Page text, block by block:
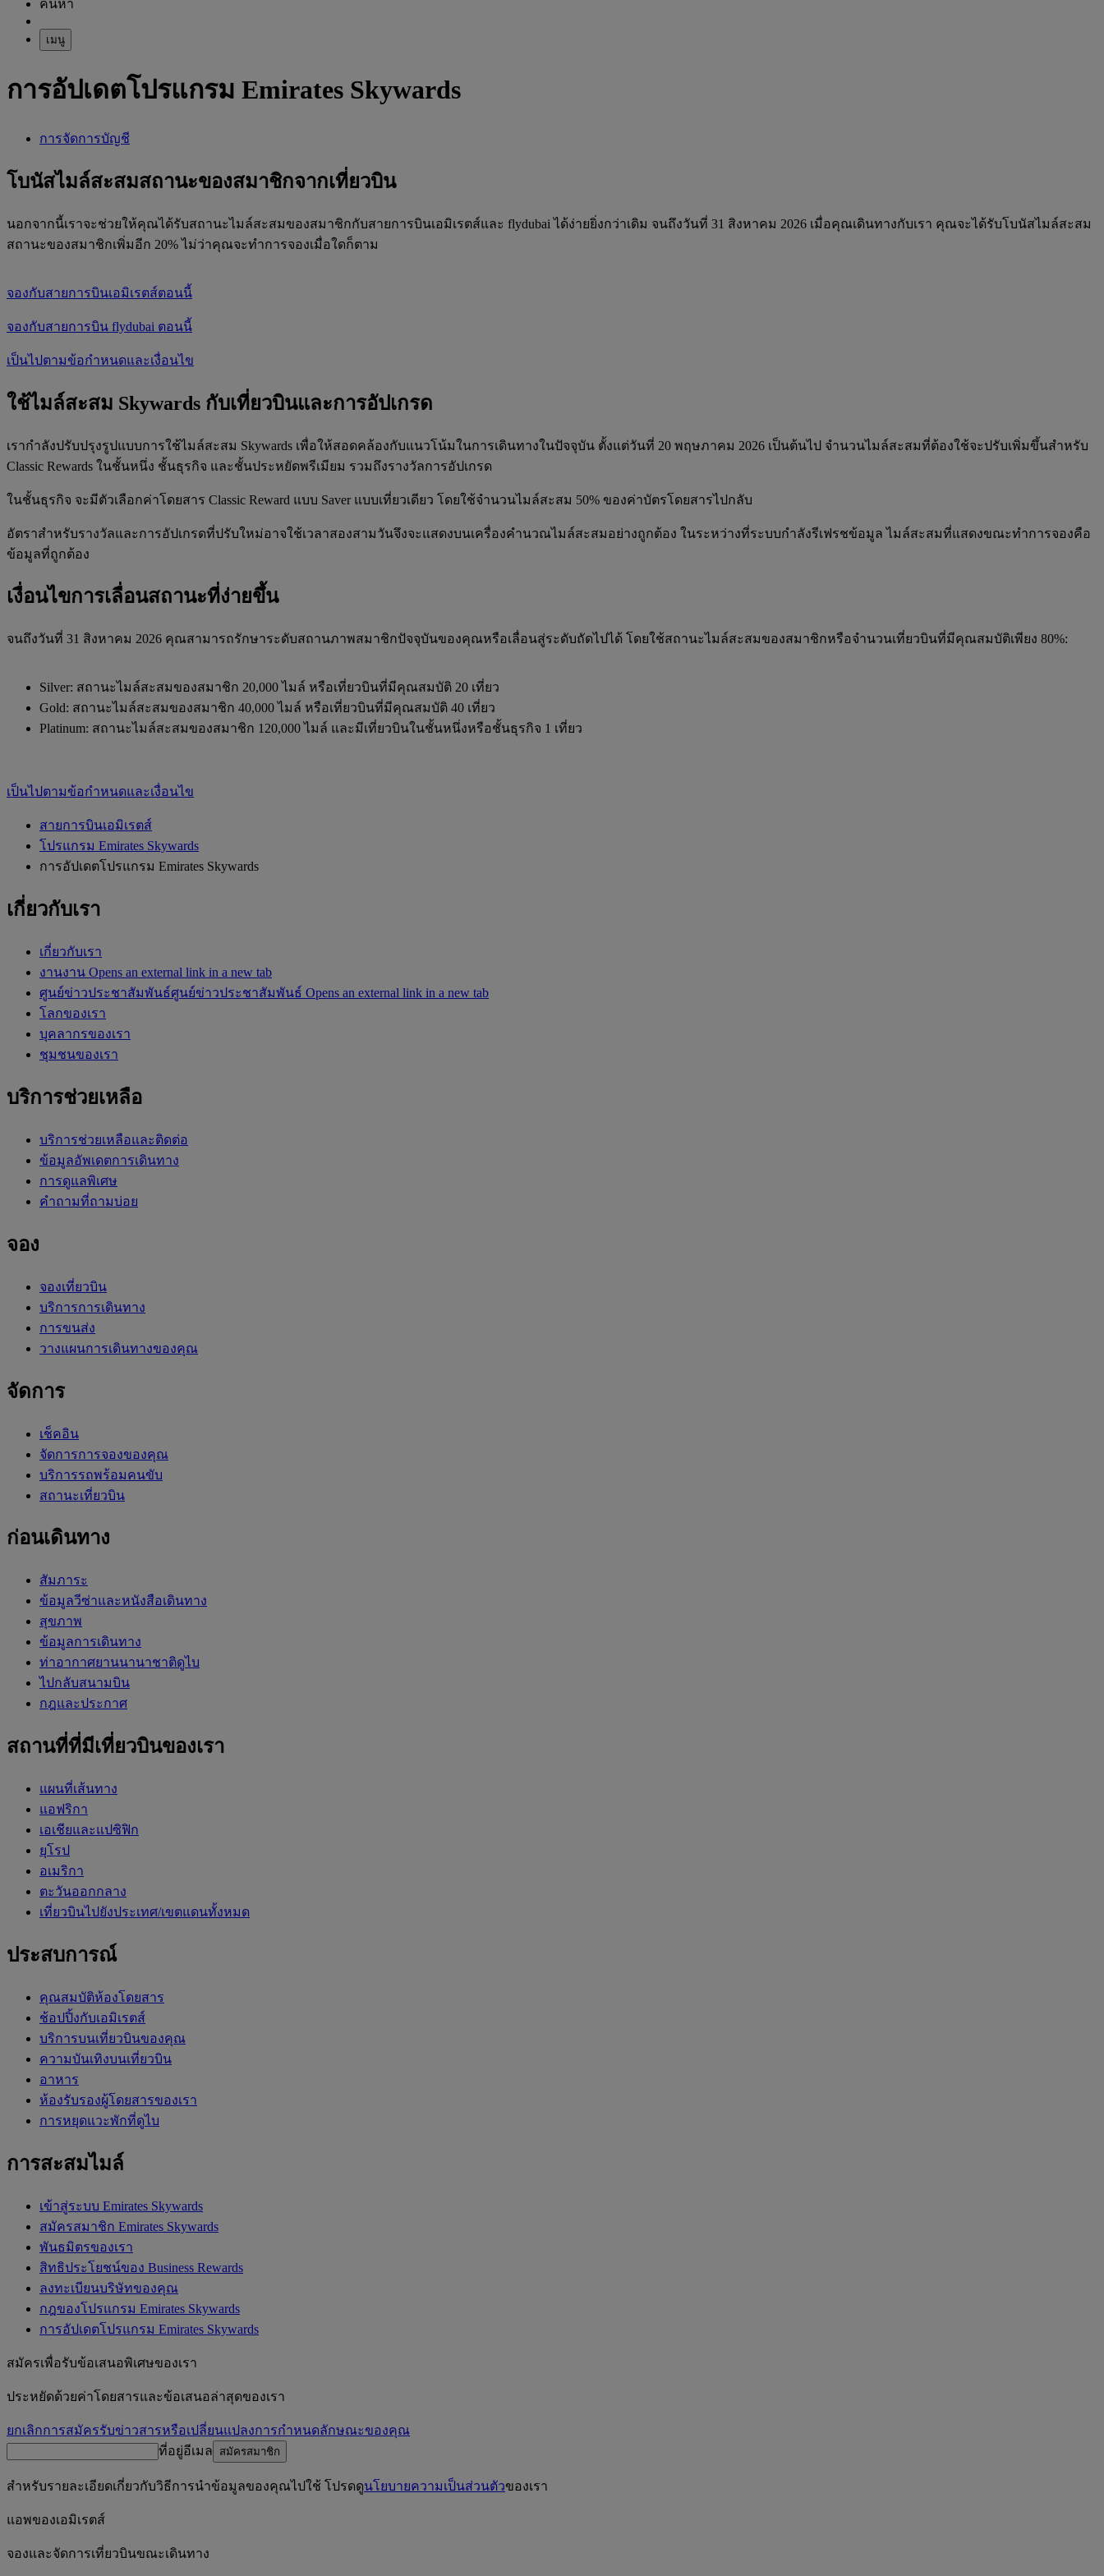
ค้นหา
เมนู
การอัปเดตโปรแกรม Emirates Skywards
การจัดการบัญชี
โบนัสไมล์สะสมสถานะของสมาชิกจากเที่ยวบิน
นอกจากนี้เราจะช่วยให้คุณได้รับสถานะไมล์สะสมของสมาชิกกับสายการบินเอมิเรตส์และ flydubai ได้ง่ายยิ่งกว่าเดิม จนถึงวันที่ 31 สิงหาคม 2026 เมื่อคุณเดินทางกับเรา คุณจะได้รับโบนัสไมล์สะสม
สถานะของสมาชิกเพิ่มอีก 20% ไม่ว่าคุณจะทำการจองเมื่อใดก็ตาม
จองกับสายการบินเอมิเรตส์ตอนนี้
จองกับสายการบิน flydubai ตอนนี้
เป็นไปตามข้อกำหนดและเงื่อนไข
ใช้ไมล์สะสม Skywards กับเที่ยวบินและการอัปเกรด
เรากำลังปรับปรุงรูปแบบการใช้ไมล์สะสม Skywards เพื่อให้สอดคล้องกับแนวโน้มในการเดินทางในปัจจุบัน ตั้งแต่วันที่ 20 พฤษภาคม 2026 เป็นต้นไป จำนวนไมล์สะสมที่ต้องใช้จะปรับเพิ่มขึ้นสำหรับ
Classic Rewards ในชั้นหนึ่ง ชั้นธุรกิจ และชั้นประหยัดพรีเมียม รวมถึงรางวัลการอัปเกรด
ในชั้นธุรกิจ จะมีตัวเลือกค่าโดยสาร Classic Reward แบบ Saver แบบเที่ยวเดียว โดยใช้จำนวนไมล์สะสม 50% ของค่าบัตรโดยสารไปกลับ
อัตราสำหรับรางวัลและการอัปเกรดที่ปรับใหม่อาจใช้เวลาสองสามวันจึงจะแสดงบนเครื่องคำนวณไมล์สะสมอย่างถูกต้อง ในระหว่างที่ระบบกำลังรีเฟรชข้อมูล ไมล์สะสมที่แสดงขณะทำการจองคือ
ข้อมูลที่ถูกต้อง
เงื่อนไขการเลื่อนสถานะที่ง่ายขึ้น
จนถึงวันที่ 31 สิงหาคม 2026 คุณสามารถรักษาระดับสถานภาพสมาชิกปัจจุบันของคุณหรือเลื่อนสู่ระดับถัดไปได้ โดยใช้สถานะไมล์สะสมของสมาชิกหรือจำนวนเที่ยวบินที่มีคุณสมบัติเพียง 80%:
Silver: สถานะไมล์สะสมของสมาชิก 20,000 ไมล์ หรือเที่ยวบินที่มีคุณสมบัติ 20 เที่ยว
Gold: สถานะไมล์สะสมของสมาชิก 40,000 ไมล์ หรือเที่ยวบินที่มีคุณสมบัติ 40 เที่ยว
Platinum: สถานะไมล์สะสมของสมาชิก 120,000 ไมล์ และมีเที่ยวบินในชั้นหนึ่งหรือชั้นธุรกิจ 1 เที่ยว
เป็นไปตามข้อกำหนดและเงื่อนไข
สายการบินเอมิเรตส์
โปรแกรม Emirates Skywards
การอัปเดตโปรแกรม Emirates Skywards
เกี่ยวกับเรา
เกี่ยวกับเรา
งานงาน Opens an external link in a new tab
ศูนย์ข่าวประชาสัมพันธ์ศูนย์ข่าวประชาสัมพันธ์ Opens an external link in a new tab
โลกของเรา
บุคลากรของเรา
ชุมชนของเรา
บริการช่วยเหลือ
บริการช่วยเหลือและติดต่อ
ข้อมูลอัพเดตการเดินทาง
การดูแลพิเศษ
คำถามที่ถามบ่อย
จอง
จองเที่ยวบิน
บริการการเดินทาง
การขนส่ง
วางแผนการเดินทางของคุณ
จัดการ
เช็คอิน
จัดการการจองของคุณ
บริการรถพร้อมคนขับ
สถานะเที่ยวบิน
ก่อนเดินทาง
สัมภาระ
ข้อมูลวีซ่าและหนังสือเดินทาง
สุขภาพ
ข้อมูลการเดินทาง
ท่าอากาศยานนานาชาติดูไบ
ไปกลับสนามบิน
กฎและประกาศ
สถานที่ที่มีเที่ยวบินของเรา
แผนที่เส้นทาง
แอฟริกา
เอเชียและแปซิฟิก
ยุโรป
อเมริกา
ตะวันออกกลาง
เที่ยวบินไปยังประเทศ/เขตแดนทั้งหมด
ประสบการณ์
คุณสมบัติห้องโดยสาร
ช้อปปิ้งกับเอมิเรตส์
บริการบนเที่ยวบินของคุณ
ความบันเทิงบนเที่ยวบิน
อาหาร
ห้องรับรองผู้โดยสารของเรา
การหยุดแวะพักที่ดูไบ
การสะสมไมล์
เข้าสู่ระบบ Emirates Skywards
สมัครสมาชิก Emirates Skywards
พันธมิตรของเรา
สิทธิประโยชน์ของ Business Rewards
ลงทะเบียนบริษัทของคุณ
กฎของโปรแกรม Emirates Skywards
การอัปเดตโปรแกรม Emirates Skywards
สมัครเพื่อรับข้อเสนอพิเศษของเรา
ประหยัดด้วยค่าโดยสารและข้อเสนอล่าสุดของเรา
ยกเลิกการสมัครรับข่าวสารหรือเปลี่ยนแปลงการกำหนดลักษณะของคุณ
ที่อยู่อีเมล
สมัครสมาชิก
สำหรับรายละเอียดเกี่ยวกับวิธีการนำข้อมูลของคุณไปใช้ โปรดดูนโยบายความเป็นส่วนตัวของเรา
แอพของเอมิเรตส์
จองและจัดการเที่ยวบินขณะเดินทาง